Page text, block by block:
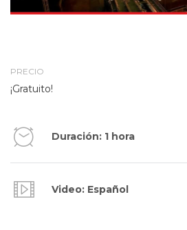
PRECIO
¡Gratuito!
Duración: 1 hora
Video: Español